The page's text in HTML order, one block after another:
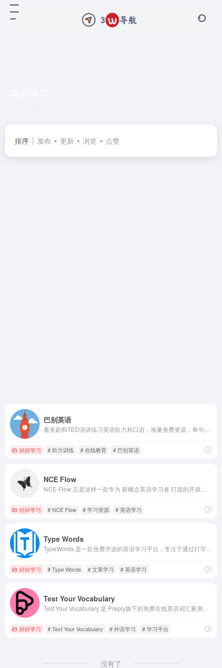
排序 发布 更新 浏览 点赞
巴别英语
好好学习 # 听力训练 # 在线教育 # 巴别英语
NCE Flow
好好学习 # NCE Flow # 学习资源 # 英语学习
Type Words
好好学习 # Type Words # 文章学习 # 英语学习
Test Your Vocabulary
好好学习 # Test Your Vocabulary # 外语学习 # 学习平台
没有了